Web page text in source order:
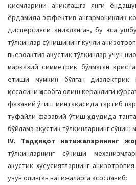
қисмларини аниқлашга янги
ёрдамида эффектив ангармониклик
дисперсияси аниқланган, бу эса
тўлқинлар сўнишининг кучли
пьезоактив акустик тўлқинлар учун
марказий симметрик бўлмаган
етиши мумкин бўлган диэлектрик
ҳиссасини ҳисобга олиш кераклиги
фазавий ўтиш минтақасида тартиб
туфайли фазавий ўтиш ҳудудида
бўйлама акустик тўлқинларнинг сўниш
IV. Тадқиқот натижаларининг
тўлқинларнинг сўниши
акустик хусусиятларнинг
учун олинган натижаларга асосланиб: